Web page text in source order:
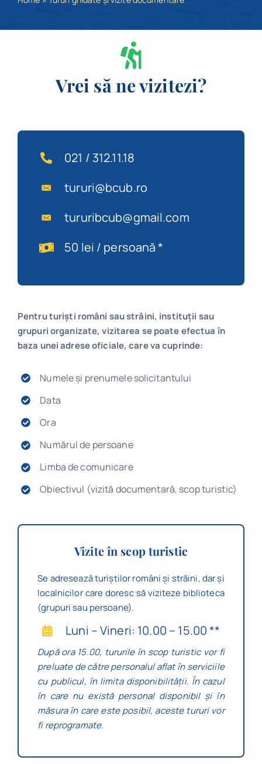
Vrei să ne vizitezi?
021 / 312.11.18
tururi@bcub.ro
tururibcub@gmail.com
50 lei / persoană *
Pentru turiști români sau străini, instituții sau
grupuri organizate, vizitarea se poate efectua în
baza unei adrese oficiale, care va cuprinde:
Numele și prenumele solicitantului
Data
Ora
Numărul de persoane
Limba de comunicare
Obiectivul (vizită documentară, scop turistic)
Vizite în scop turistic
Se adresează turiștilor români și străini, dar și
localnicilor care doresc să viziteze biblioteca
(grupuri sau persoane).
Luni – Vineri: 10.00 – 15.00 **
După ora 15.00, tururile în scop turistic vor fi
preluate de către personalul aflat în serviciile
cu publicul, în limita disponibilității. În cazul
în care nu există personal disponibil și în
măsura în care este posibil, aceste tururi vor
fi reprogramate.